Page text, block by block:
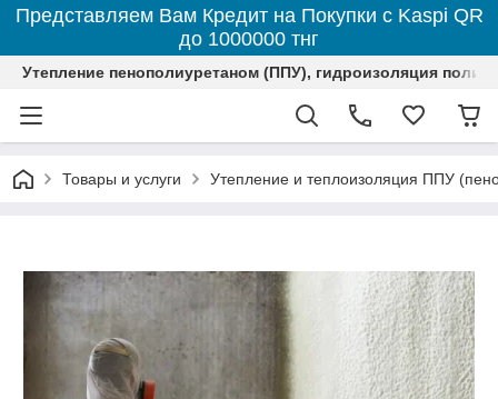
Представляем Вам Кредит на Покупки с Kaspi QR
до 1000000 тнг
Утепление пенополиуретаном (ППУ), гидроизоляция
Товары и услуги Утепление и теплоизоляция ППУ